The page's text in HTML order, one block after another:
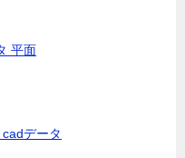
平面
データ